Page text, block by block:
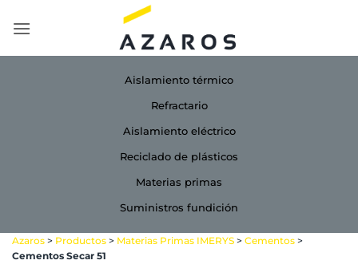
Aislamiento térmico
Refractario
Aislamiento eléctrico
Reciclado de plásticos
Materias primas
Suministros fundición
Azaros > Productos > Materias Primas IMERYS > Cementos >
Cementos Secar 51